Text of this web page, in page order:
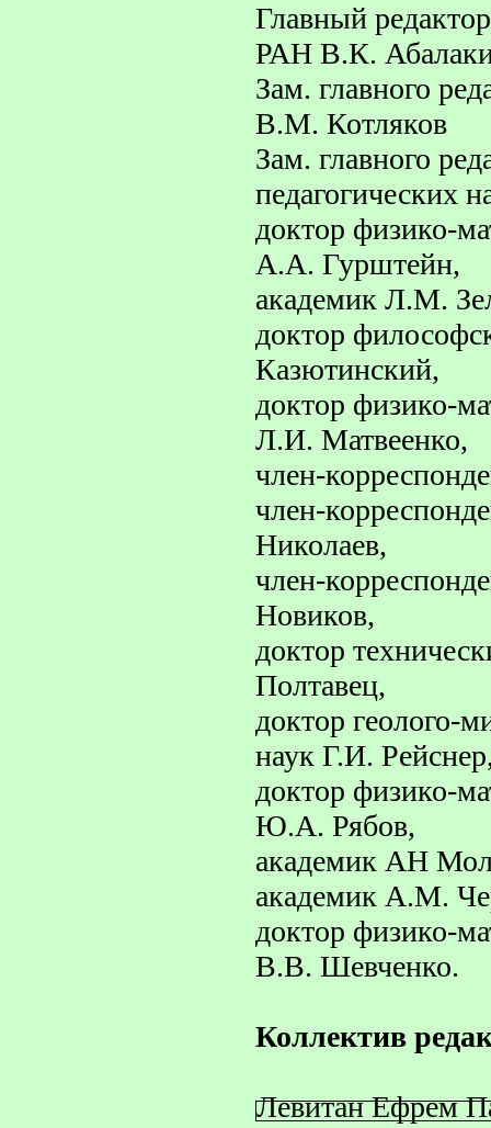
Главный
РАН В.К.
Зам. главного
В.М. Котляков
Зам. главного
педагогических
доктор физико-
А.А. Гурштейн,
академик Л.М.
доктор
Казютинский,
доктор физико-
Л.И. Матвеенко,
член-
член-
Николаев,
член-
Новиков,
доктор
Полтавец,
доктор геолого-
наук Г.И.
доктор физико-
Ю.А. Рябов,
академик АН
академик А.М.
доктор физико-
В.В. Шевченко.
Коллектив
Левитан Ефрем